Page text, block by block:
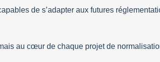
CONFORMITÉ
bâtiment ! Nous réalisons vos audits,
de s’adapter aux futures
au cœur de chaque projet de